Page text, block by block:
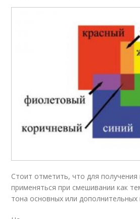
Стоит отметить, что для получения
применяться при смешивании как
тона основных или дополнительных